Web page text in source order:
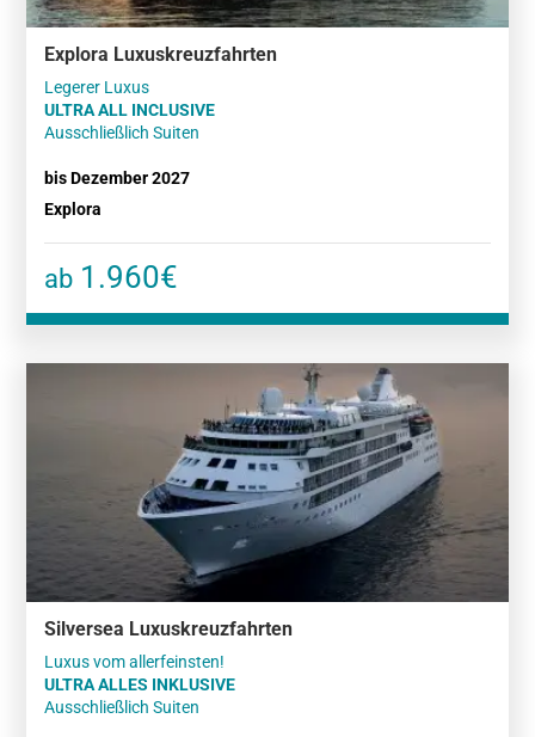
Explora Luxuskreuzfahrten
ULTRA ALL INCLUSIVE
Ausschließlich Suiten
bis Dezember 2027
Explora
ab 1.960€
Silversea Luxuskreuzfahrten
ULTRA ALLES INKLUSIVE
Ausschließlich Suiten